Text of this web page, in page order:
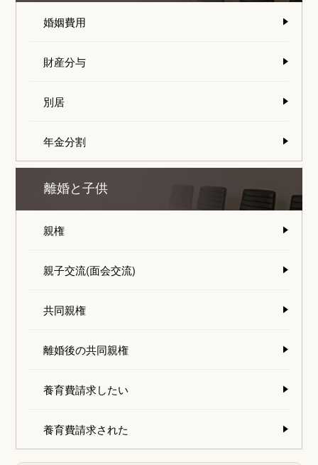
婚姻費用
財産分与
別居
年金分割
離婚と子供
親権
親子交流(面会交流)
共同親権
離婚後の共同親権
養育費請求したい
養育費請求された